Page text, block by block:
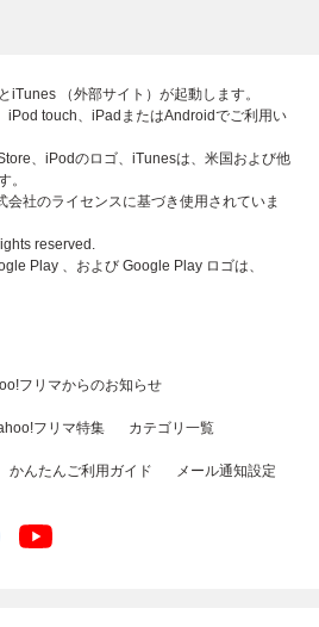
iTunes （外部サイト）が起動します。
iPod touch、iPadまたはAndroidでご利用い
、iPodのロゴ、iTunesは、米国および他
。
会社のライセンスに基づき使用されていま
reserved.
Play 、および Google Play ロゴは、
フリマからのお知らせ
フリマ特集 カテゴリ一覧
かんたんご利用ガイド メール通知設定